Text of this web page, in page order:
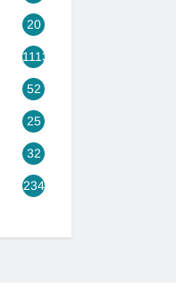
20
1113
52
25
32
234